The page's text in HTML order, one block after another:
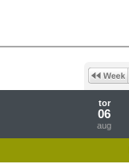
tor
06
aug